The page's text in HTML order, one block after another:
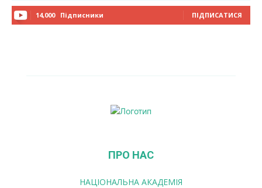
14,000 Підписники ПІДПИСАТИСЯ
ПРО НАС
НАЦІОНАЛЬНА АКАДЕМІЯ